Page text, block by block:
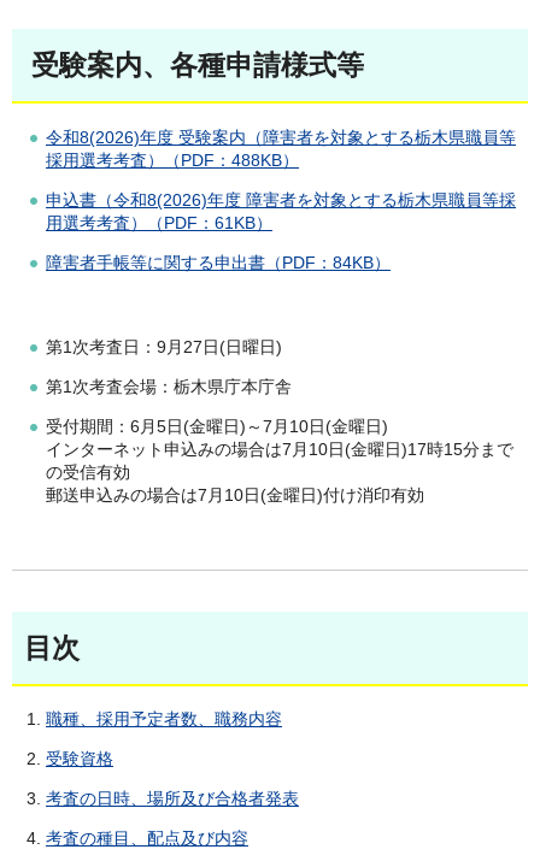
受験案内、各種申請様式等
令和8(2026)年度 受験案内（障害者を対象とする栃木県職員等
採用選考考査）（PDF：488KB）
申込書（令和8(2026)年度 障害者を対象とする栃木県職員等採
用選考考査）（PDF：61KB）
障害者手帳等に関する申出書（PDF：84KB）
第1次考査日：9月27日(日曜日)
第1次考査会場：栃木県庁本庁舎
受付期間：6月5日(金曜日)～7月10日(金曜日)
インターネット申込みの場合は7月10日(金曜日)17時15分まで
の受信有効
郵送申込みの場合は7月10日(金曜日)付け消印有効
目次
職種、採用予定者数、職務内容
受験資格
考査の日時、場所及び合格者発表
考査の種目、配点及び内容